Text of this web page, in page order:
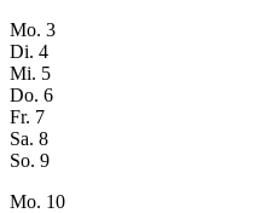
Mo. 3
Di. 4
Mi. 5
Do. 6
Fr. 7
Sa. 8
So. 9
Mo. 10